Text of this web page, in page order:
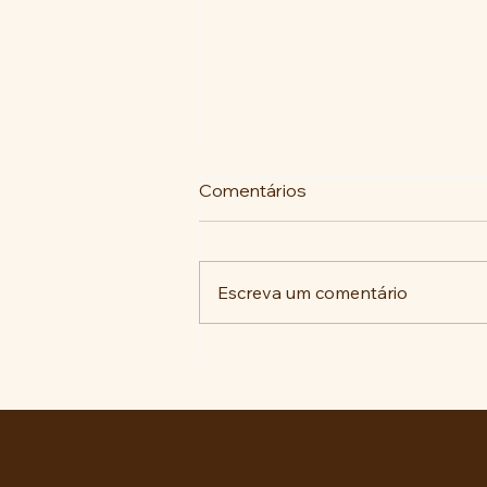
reparo antifascista às
Comentários
Escreva um comentário